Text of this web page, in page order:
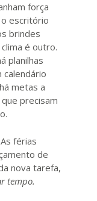
força
escritório
brindes
é outro.
planilhas
calendário
metas a
precisam
férias
de
nova tarefa,
tempo.